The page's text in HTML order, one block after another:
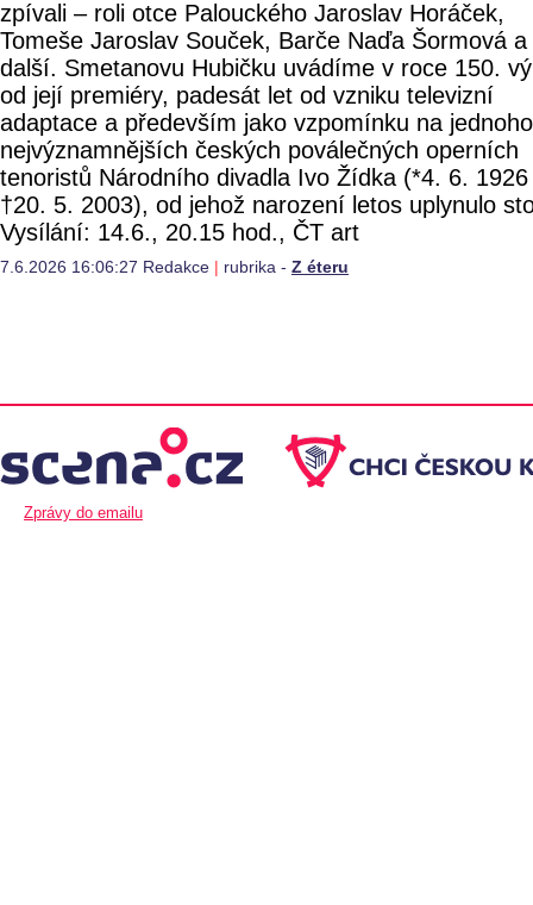
zpívali – roli otce Palouckého Jaroslav Horáček,
Tomeše Jaroslav Souček, Barče Naďa Šormová a
další. Smetanovu Hubičku uvádíme v roce 150.
od její premiéry, padesát let od vzniku televizní
adaptace a především jako vzpomínku na
nejvýznamnějších českých poválečných operních
tenoristů Národního divadla Ivo Žídka (*4. 6. 1926
†20. 5. 2003), od jehož narození letos uplynulo
Vysílání: 14.6., 20.15 hod., ČT art
7.6.2026 16:06:27 Redakce | rubrika - Z éteru
Zprávy do emailu